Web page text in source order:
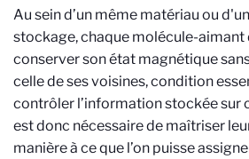
Au sein d’un même matériau ou
stockage, chaque molécule-
conserver son état magnétique
celle de ses voisines, condition
contrôler l’information stockée sur
est donc nécessaire de maîtriser
manière à ce que l’on puisse